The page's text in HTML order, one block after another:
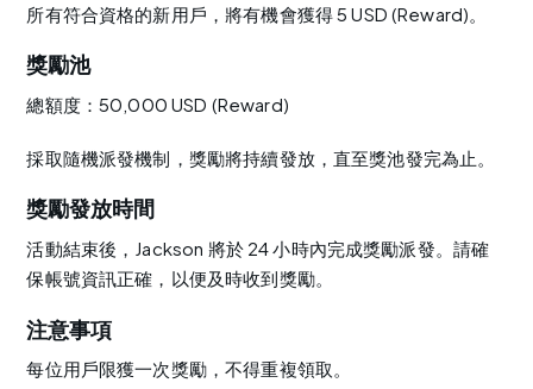
所有符合資格的新用戶，將有機會獲得 5 USD (Reward)。
獎勵池
總額度：50,000 USD (Reward)
採取隨機派發機制，獎勵將持續發放，直至獎池發完為止。
獎勵發放時間
活動結束後，Jackson 將於 24 小時內完成獎勵派發。請確
保帳號資訊正確，以便及時收到獎勵。
注意事項
每位用戶限獲一次獎勵，不得重複領取。